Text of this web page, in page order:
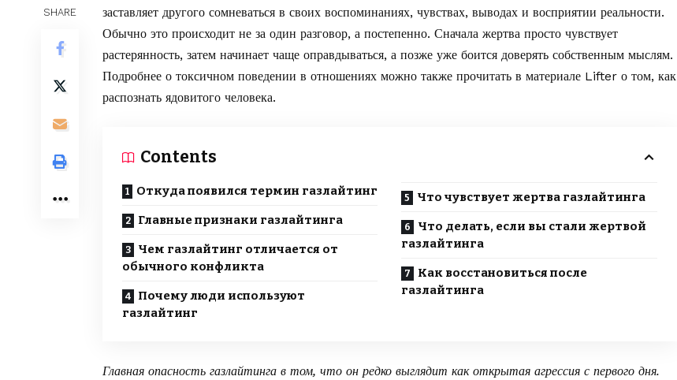
SHARE
заставляет другого сомневаться в своих воспоминаниях, чувствах, выводах и восприятии реальности.
Обычно это происходит не за один разговор, а постепенно. Сначала жертва просто чувствует
растерянность, затем начинает чаще оправдываться, а позже уже боится доверять собственным мыслям.
Подробнее о токсичном поведении в отношениях можно также прочитать в материале Lifter о том, как
распознать ядовитого человека.
Contents
Откуда появился термин газлайтинг
Главные признаки газлайтинга
Чем газлайтинг отличается от
обычного конфликта
Почему люди используют
газлайтинг
Что чувствует жертва газлайтинга
Что делать, если вы стали жертвой
газлайтинга
Как восстановиться после
газлайтинга
Главная опасность газлайтинга в том, что он редко выглядит как открытая агрессия с первого дня.